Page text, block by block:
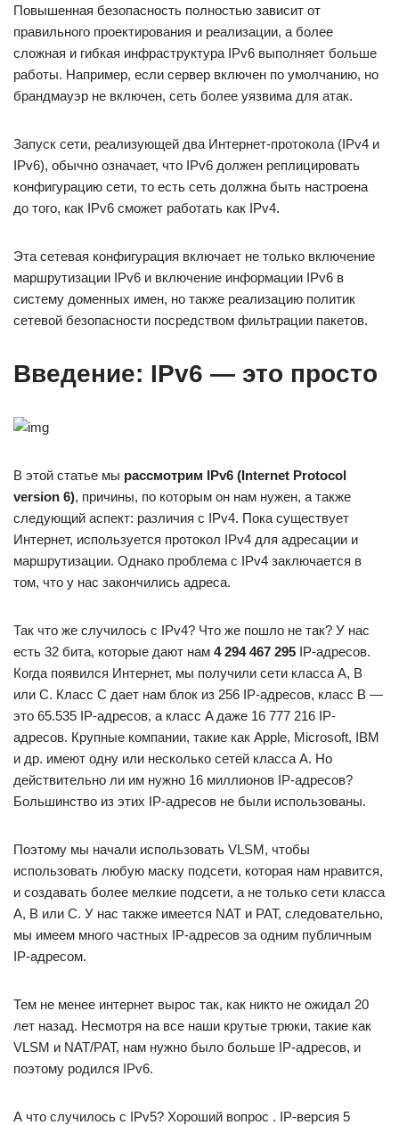
Повышенная безопасность полностью зависит от
правильного проектирования и реализации, а более
сложная и гибкая инфраструктура IPv6 выполняет больше
работы. Например, если сервер включен по умолчанию, но
брандмауэр не включен, сеть более уязвима для атак.
Запуск сети, реализующей два Интернет-протокола (IPv4 и
IPv6), обычно означает, что IPv6 должен реплицировать
конфигурацию сети, то есть сеть должна быть настроена
до того, как IPv6 сможет работать как IPv4.
Эта сетевая конфигурация включает не только включение
маршрутизации IPv6 и включение информации IPv6 в
систему доменных имен, но также реализацию политик
сетевой безопасности посредством фильтрации пакетов.
Введение: IPv6 — это просто
В этой статье мы рассмотрим IPv6 (Internet Protocol
version 6), причины, по которым он нам нужен, а также
следующий аспект: различия с IPv4. Пока существует
Интернет, используется протокол IPv4 для адресации и
маршрутизации. Однако проблема с IPv4 заключается в
том, что у нас закончились адреса.
Так что же случилось с IPv4? Что же пошло не так? У нас
есть 32 бита, которые дают нам 4 294 467 295 IP-адресов.
Когда появился Интернет, мы получили сети класса А, В
или С. Класс С дает нам блок из 256 IP-адресов, класс B —
это 65.535 IP-адресов, а класс A даже 16 777 216 IP-
адресов. Крупные компании, такие как Apple, Microsoft, IBM
и др. имеют одну или несколько сетей класса А. Но
действительно ли им нужно 16 миллионов IP-адресов?
Большинство из этих IP-адресов не были использованы.
Поэтому мы начали использовать VLSM, чтобы
использовать любую маску подсети, которая нам нравится,
и создавать более мелкие подсети, а не только сети класса
A, B или C. У нас также имеется NAT и PAT, следовательно,
мы имеем много частных IP-адресов за одним публичным
IP-адресом.
Тем не менее интернет вырос так, как никто не ожидал 20
лет назад. Несмотря на все наши крутые трюки, такие как
VLSM и NAT/PAT, нам нужно было больше IP-адресов, и
поэтому родился IPv6.
А что случилось с IPv5? Хороший вопрос . IP-версия 5